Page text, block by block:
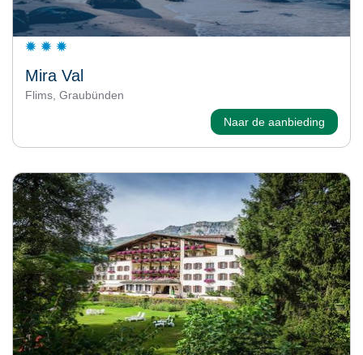
Mira Val
Flims, Graubünden
Naar de aanbieding